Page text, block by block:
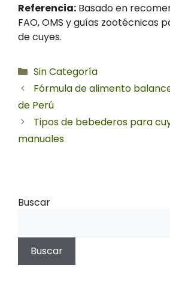
Referencia: Basado en
FAO, OMS y guías zootécnicas
de cuyes.
Categorías
Sin Categoría
Fórmula de alimento
de Perú
Tipos de bebederos para
manuales
Buscar
Buscar